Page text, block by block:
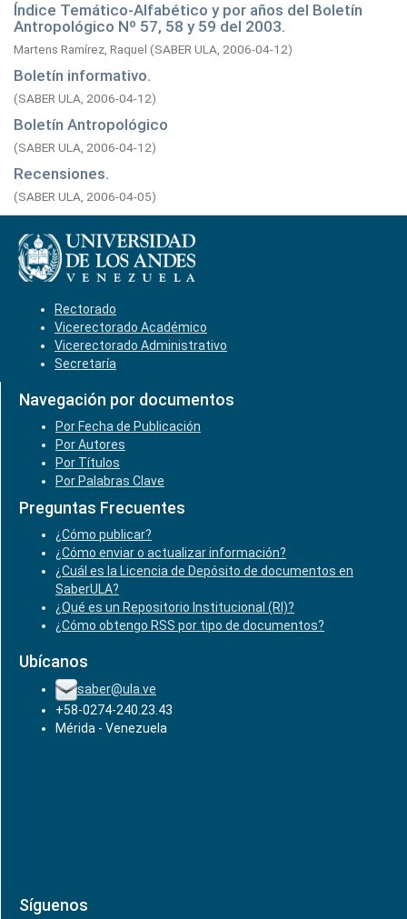
Índice Temático-Alfabético y por años del Boletín
Antropológico Nº 57, 58 y 59 del 2003.
Martens Ramírez, Raquel (SABER ULA, 2006-04-12)
Boletín informativo.
(SABER ULA, 2006-04-12)
Boletín Antropológico
(SABER ULA, 2006-04-12)
Recensiones.
(SABER ULA, 2006-04-05)
Rectorado
Vicerectorado Académico
Vicerectorado Administrativo
Secretaría
Navegación por documentos
Por Fecha de Publicación
Por Autores
Por Títulos
Por Palabras Clave
Preguntas Frecuentes
¿Cómo publicar?
¿Cómo enviar o actualizar información?
¿Cuál es la Licencia de Depósito de documentos en
SaberULA?
¿Qué es un Repositorio Institucional (RI)?
¿Cómo obtengo RSS por tipo de documentos?
Ubícanos
saber@ula.ve
+58-0274-240.23.43
Mérida - Venezuela
Síguenos